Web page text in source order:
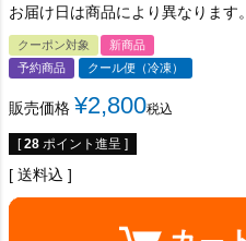
お届け日は商品により異なります。
クーポン対象
新商品
予約商品
クール便（冷凍）
販売価格 ¥2,800税込
[ 28 ポイント進呈 ]
送料込